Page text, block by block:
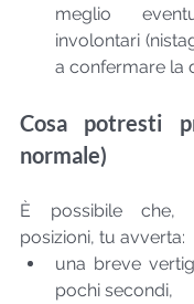
meglio
involontari
a confermare la
Cosa potresti
normale)
È possibile che,
posizioni, tu avverta:
una breve
pochi secondi,